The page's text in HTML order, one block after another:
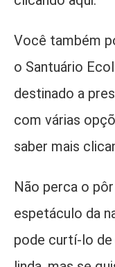
Você também
o Santuário
destinado a
com várias
saber mais
Não perca o
espetáculo da
pode curtí-lo de